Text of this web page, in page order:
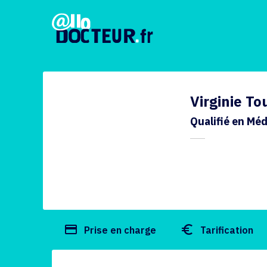
Virginie
Qualifié en
payment Prise en charge euro_symbol Tarification